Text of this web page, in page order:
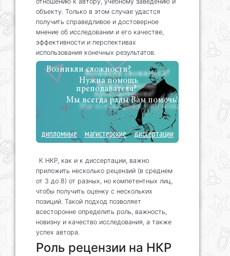
объекту. Только в этом случае удастся
получить справедливое и достоверное
мнение об исследовании и его качестве,
эффективности и перспективах
использования конечных результатов.
Возникли сложности?
Нужна помощь
преподавателя?
Мы всегда рады Вам помочь!
дипломные магистерские диссертации
К НКР, как и к диссертации, важно
приложить несколько рецензий (в среднем
от 3 до 8) от разных, но компетентных лиц,
чтобы получить оценку с нескольких
позиций. Такой подход позволяет
всесторонне определить роль, важность,
новизну и качество исследования, а также
успех автора.
Роль рецензии на НКР